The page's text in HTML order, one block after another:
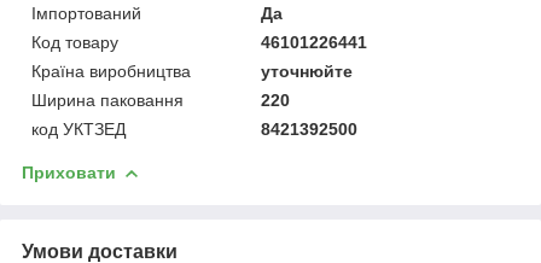
Імпортований
Да
Код товару
46101226441
Країна виробництва
уточнюйте
Ширина паковання
220
код УКТЗЕД
8421392500
Приховати
Умови доставки